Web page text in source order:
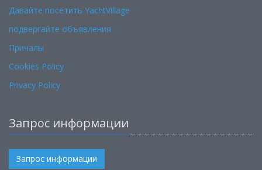
Давайте посетить YachtVillage
подвергайте объявления
Причалы
Cookies Policy
Privacy Policy
Запрос информации
Запрос информации